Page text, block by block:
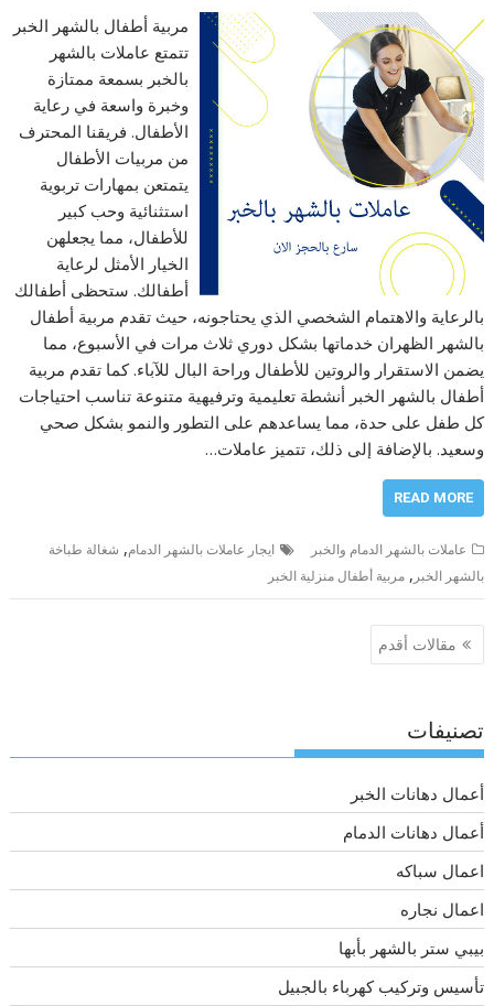
مربية أطفال بالشهر الخبر
تتمتع عاملات بالشهر
بالخبر بسمعة ممتازة
وخبرة واسعة في رعاية
الأطفال. فريقنا المحترف
من مربيات الأطفال
يتمتعن بمهارات تربوية
استثنائية وحب كبير
للأطفال، مما يجعلهن
الخيار الأمثل لرعاية
أطفالك. ستحظى أطفالك
بالرعاية والاهتمام الشخصي الذي يحتاجونه، حيث تقدم مربية أطفال
بالشهر الظهران خدماتها بشكل دوري ثلاث مرات في الأسبوع، مما
يضمن الاستقرار والروتين للأطفال وراحة البال للآباء. كما تقدم مربية
أطفال بالشهر الخبر أنشطة تعليمية وترفيهية متنوعة تناسب احتياجات
كل طفل على حدة، مما يساعدهم على التطور والنمو بشكل صحي
وسعيد. بالإضافة إلى ذلك، تتميز عاملات…
READ MORE
عاملات بالشهر الدمام والخبر ايجار عاملات بالشهر الدمام, شغالة طباخة
بالشهر الخبر ,مربية أطفال منزلية الخبر
تصفّح
المقالات
مقالات أقدم
تصنيفات
أعمال دهانات الخبر
أعمال دهانات الدمام
اعمال سباكه
اعمال نجاره
بيبي ستر بالشهر بأبها
تأسيس وتركيب كهرباء بالجبيل